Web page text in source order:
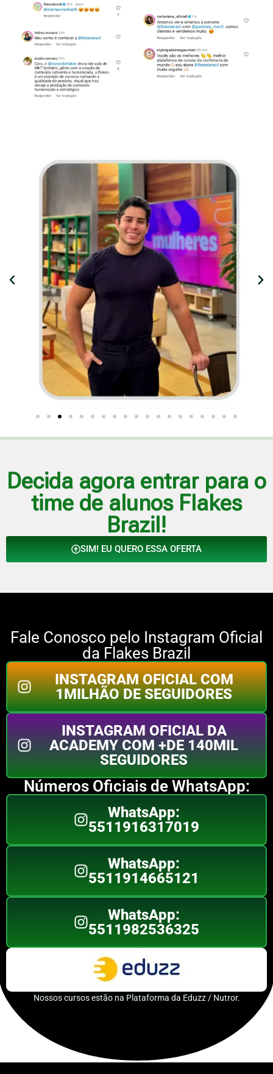
Decida agora entrar para o
time de alunos Flakes
Brazil!
SIM! EU QUERO ESSA OFERTA
Fale Conosco pelo Instagram Oficial
da Flakes Brazil
INSTAGRAM OFICIAL COM
1MILHÃO DE SEGUIDORES
INSTAGRAM OFICIAL DA
ACADEMY COM +DE 140MIL
SEGUIDORES
Números Oficiais de WhatsApp:
WhatsApp:
5511916317019
WhatsApp:
5511914665121
WhatsApp:
5511982536325
Nossos cursos estão na Plataforma da Eduzz / Nutror.